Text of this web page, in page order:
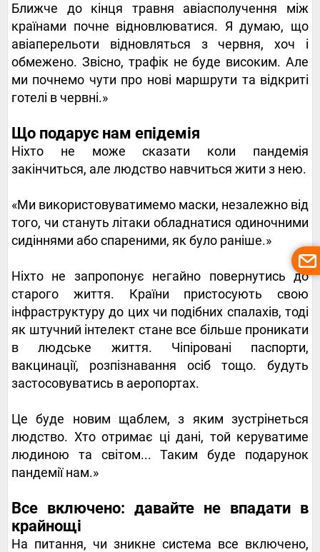
Ближче до кінця травня авіасполучення між
країнами почне відновлюватися. Я думаю, що
авіаперельоти відновляться з червня, хоч і
обмежено. Звісно, ​​трафік не буде високим. Але
ми почнемо чути про нові маршрути та відкриті
готелі в червні.»
Що подарує нам епідемія
Ніхто не може сказати коли пандемія
закінчиться, але людство навчиться жити з нею.
«Ми використовуватимемо маски, незалежно від
того, чи стануть літаки обладнатися одиночними
сидіннями або спареними, як було раніше.»
Ніхто не запропонує негайно повернутись до
старого життя. Країни пристосують свою
інфраструктуру до цих чи подібних спалахів, тоді
як штучний інтелект стане все більше проникати
в людське життя. Чіпіровані паспорти,
вакцинації, розпізнавання осіб тощо. будуть
застосовуватись в аеропортах.
Це буде новим щаблем, з яким зустрінеться
людство. Хто отримає ці дані, той керуватиме
людиною та світом... Таким буде подарунок
пандемії нам.»
Все включено: давайте не впадати в
крайнощі
На питання, чи зникне система все включено,